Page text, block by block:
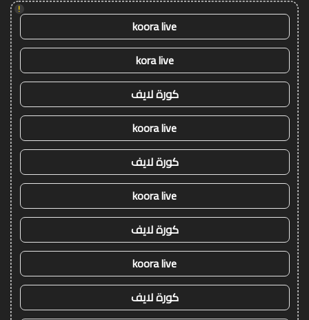
!
koora live
kora live
كورة لايف
koora live
كورة لايف
koora live
كورة لايف
koora live
كورة لايف